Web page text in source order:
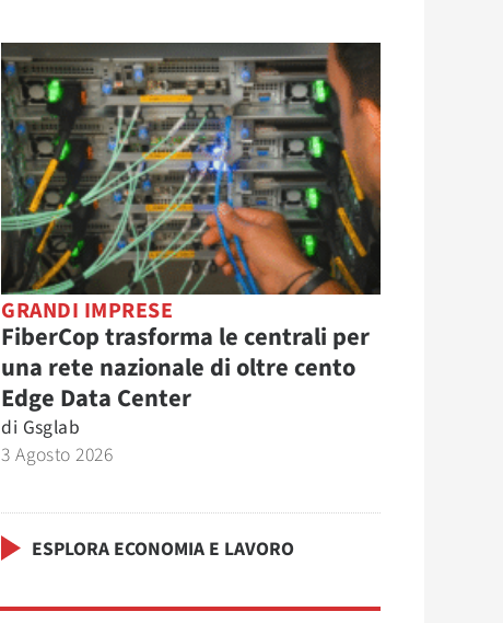
GRANDI IMPRESE
FiberCop trasforma le centrali per
una rete nazionale di oltre cento
Edge Data Center
di Gsglab
3 Agosto 2026
ESPLORA ECONOMIA E LAVORO